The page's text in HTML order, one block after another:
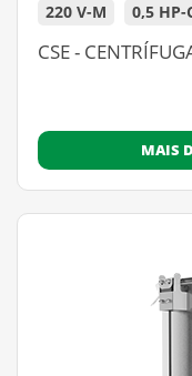
220 V-M 0,5 HP-
CSE -
MAIS